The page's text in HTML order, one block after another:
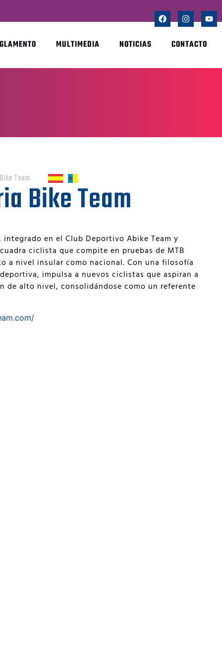
MULTIMEDIA NOTICIAS CONTACTO
Team
Bike Team
integrado en el Club Deportivo Abike Team y
ciclista que compite en pruebas de MTB
a nivel insular como nacional. Con una filosofía
impulsa a nuevos ciclistas que aspiran a
de alto nivel, consolidándose como un referente